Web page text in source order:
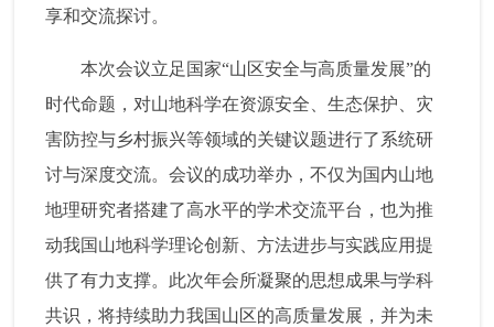
享和交流探讨。
本次会议立足国家“山区安全与高质量发展”的
时代命题，对山地科学在资源安全、生态保护、灾
害防控与乡村振兴等领域的关键议题进行了系统研
讨与深度交流。会议的成功举办，不仅为国内山地
地理研究者搭建了高水平的学术交流平台，也为推
动我国山地科学理论创新、方法进步与实践应用提
供了有力支撑。此次年会所凝聚的思想成果与学科
共识，将持续助力我国山区的高质量发展，并为未